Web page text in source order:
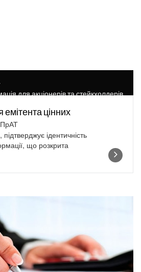
для акціонерів та стейкхолдерів
емітента цінних
ПрАТ
ідентичність
що розкрита